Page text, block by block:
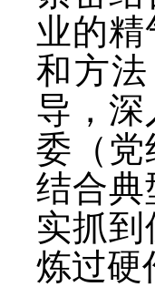
业的
和方
导，
委（党
结合典
实抓
炼过硬